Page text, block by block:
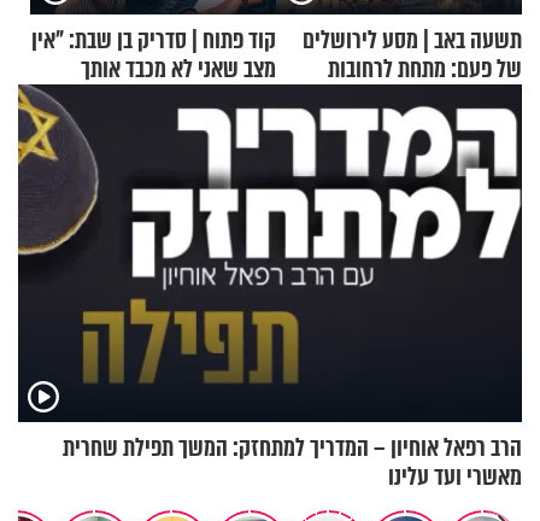
תשעה באב | מסע לירושלים
של פעם: מתחת לרחובות
ירושלים
קוד פתוח | סדריק בן שבת: "אין
מצב שאני לא מכבד אותך
בבוקר בהנחת תפילין"
הרב רפאל אוחיון – המדריך למתחזק: המשך תפילת שחרית
מאשרי ועד עלינו